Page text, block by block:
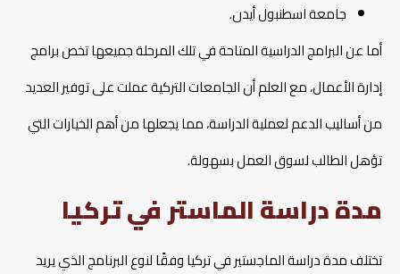
جامعة اسطنبول أيدن.
أما عن البرامج الدراسية المتاحة في تلك المرحلة جميعها تخص برامج
إدارة الأعمال، مع العلم أن الجامعات التركية عملت على توفير العديد
من أساليب الدعم لعملية الدراسة، مما يجعلها من أهم الخيارات التي
تؤهل الطالب لسوق العمل بسهولة.
مدة دراسة الماستر في تركيا
تختلف مدة دراسة الماجستير في تركيا وفقًا لنوع البرنامج الذي يريد